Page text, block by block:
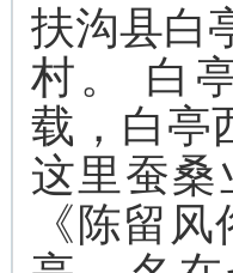
扶沟县白
村。
白
载，白亭
这里蚕
《陈留